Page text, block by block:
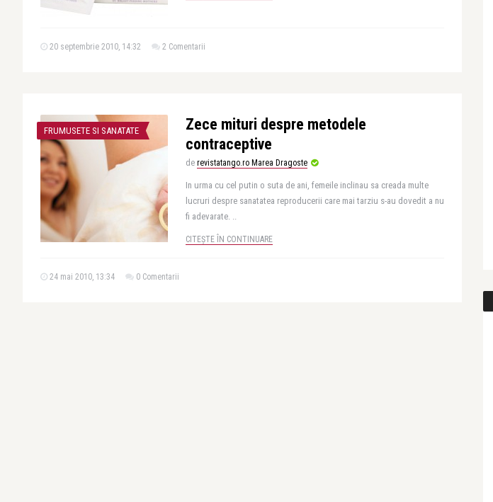
20 septembrie 2010, 14:32 2 Comentarii
FRUMUSETE SI SANATATE
Zece mituri despre metodele
contraceptive
de revistatango.ro Marea Dragoste
In urma cu cel putin o suta de ani, femeile inclinau sa creada multe
lucruri despre sanatatea reproducerii care mai tarziu s-au dovedit a nu
fi adevarate. ..
CITEȘTE ÎN CONTINUARE
24 mai 2010, 13:34 0 Comentarii